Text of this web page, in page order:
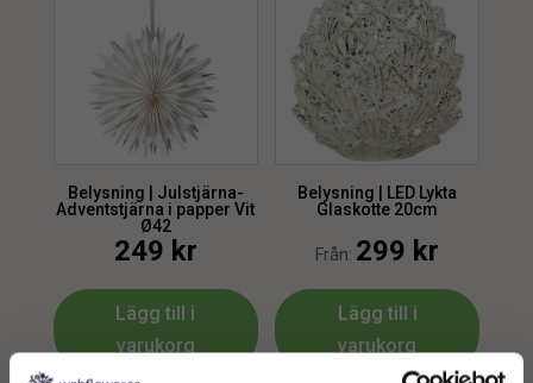
Belysning | Julstjärna-
Adventstjärna i papper Vit
Ø42
249 kr
Lägg till i
varukorg
Belysning | LED Lykta
Glaskotte 20cm
Från: 299 kr
Lägg till i
varukorg